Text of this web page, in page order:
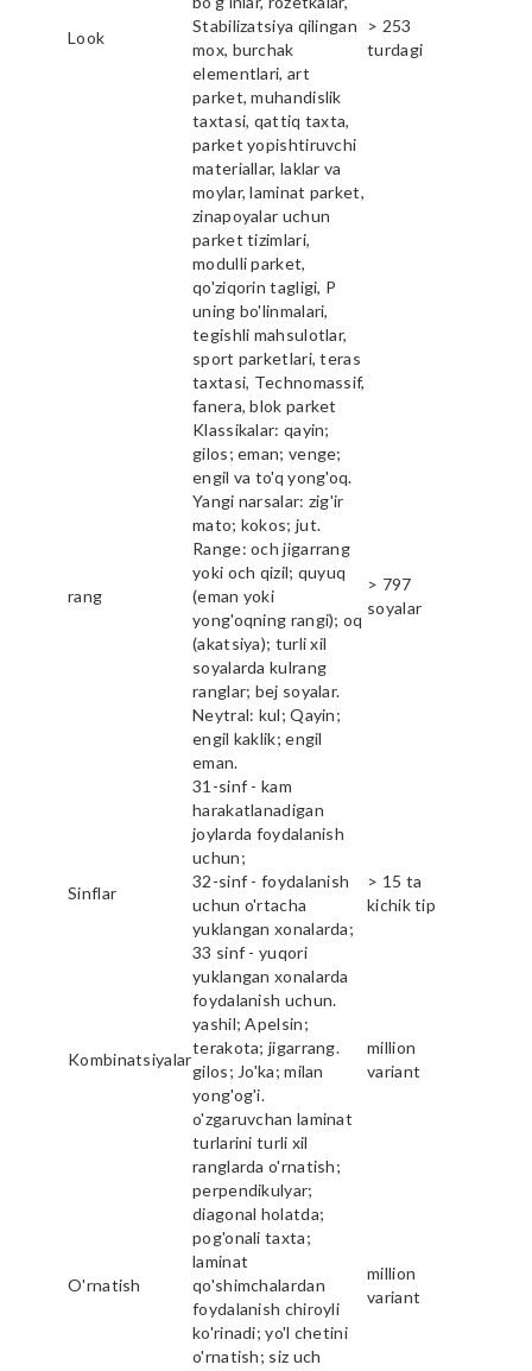
Look
Stabilizatsiya qilingan
mox, burchak
elementlari, art
parket, muhandislik
taxtasi, qattiq taxta,
parket yopishtiruvchi
materiallar, laklar va
moylar, laminat parket,
zinapoyalar uchun
parket tizimlari,
modulli parket,
qo'ziqorin tagligi, P
uning bo'linmalari,
tegishli mahsulotlar,
sport parketlari, teras
taxtasi, Technomassif,
fanera, blok parket
> 253
turdagi
rang
Klassikalar: qayin;
gilos; eman; venge;
engil va to'q yong'oq.
Yangi narsalar: zig'ir
mato; kokos; jut.
Range: och jigarrang
yoki och qizil; quyuq
(eman yoki
yong'oqning rangi); oq
(akatsiya); turli xil
soyalarda kulrang
ranglar; bej soyalar.
Neytral: kul; Qayin;
engil kaklik; engil
eman.
> 797
soyalar
Sinflar
31-sinf - kam
harakatlanadigan
joylarda foydalanish
uchun;
32-sinf - foydalanish
uchun o'rtacha
yuklangan xonalarda;
33 sinf - yuqori
yuklangan xonalarda
foydalanish uchun.
> 15 ta
kichik tip
Kombinatsiyalar
yashil; Apelsin;
terakota; jigarrang.
gilos; Jo'ka; milan
yong'og'i.
million
variant
O'rnatish
o'zgaruvchan laminat
turlarini turli xil
ranglarda o'rnatish;
perpendikulyar;
diagonal holatda;
pog'onali taxta;
laminat
qo'shimchalardan
foydalanish chiroyli
ko'rinadi; yo'l chetini
o'rnatish; siz uch
million
variant